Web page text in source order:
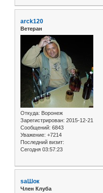
arck120
Ветеран
Откуда: Воронеж
Зарегистрирован: 2015-12-21
Сообщений: 6843
Уважение: +7214
Последний визит:
Сегодня 03:57:23
saШок
Член Клуба